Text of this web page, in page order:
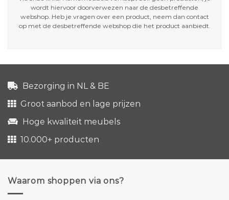
wordt hiervoor doorverwezen naar de desbetreffende
webshop. Heb je vragen over een product, neem dan contact
op met de desbetreffende webshop die het product aanbiedt.
Bezorging in NL & BE
Groot aanbod en lage prijzen
Hoge kwaliteit meubels
10.000+ producten
Waarom shoppen via ons?